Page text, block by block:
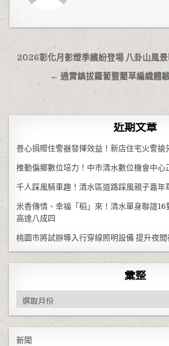
文章導覽
2026彰化月影燈季繽紛登場 八卦山風
← 通霄鎮拔蘿蔔暨藺草編織體
近期文章
善心捐贈住警器發揮效益！新店住宅火警搶
推動偏鄉數位培力！中市清水數位機會中心
千人踩風騎車趣！清水區道路踩風親子嘉年
米香傳情、幸福「稻」來！清水單身聯誼
高達八成四
桃園市將試辦導入行穿線照明設備 提升夜
彙整
彙整
新聞